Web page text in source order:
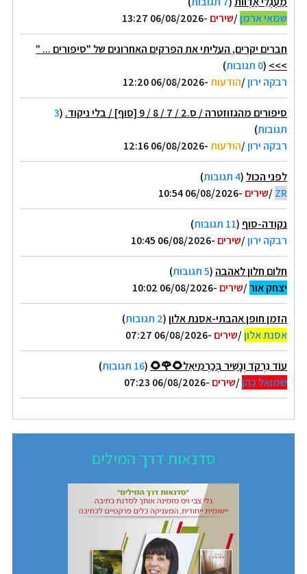
שמאי ארמן/שירים -06/08/2026 13:27
חברים יקרים, העליתי את הפרקים האחרונים של "סיפורים ... "
>>>
(0 תגובות
)
רבקה ירון/הודעות-06/08/2026 12:20
סיפורים מהגזוזטרה / ס.2 / 7 / 8 / 9 [סוף] / בלי ניקוד. (
3
תגובות)
רבקה ירון/הודעות-06/08/2026 12:16
לפני הכול (4 תגובות
)
ZR
/שירים -06/08/2026 10:54
נקודה-סוף (11 תגובות
)
רבקה ירון/שירים -06/08/2026 10:45
חלום חלון לאהבה (5 תגובות
)
יצחק אור/שירים -06/08/2026 10:02
הזמן חופן אהבתי-אסנת אלון(2 תגובות
)
אסנת אלון/שירים -06/08/2026 07:27
עוֹד נִרְקֹד וְנָשִׁיר בְּכַרְמִיאֵל🌻🌹🌻 (16 תגובות
)
שמואל כהן/שירים -06/08/2026 07:23
סדנאות דרך המילים